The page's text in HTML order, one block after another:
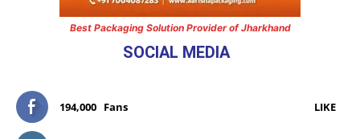
Best Packaging Solution Provider of Jharkhand
SOCIAL MEDIA
194,000 Fans LIKE